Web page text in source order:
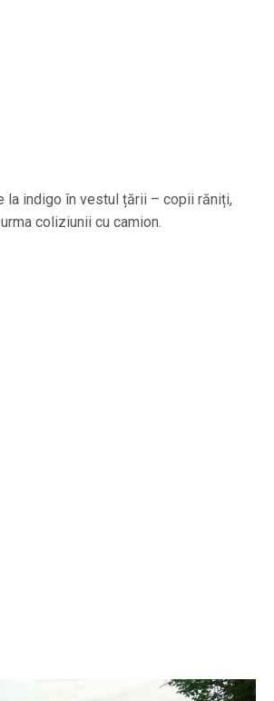
la indigo în vestul țării – copii răniți,
coliziunii cu camion.